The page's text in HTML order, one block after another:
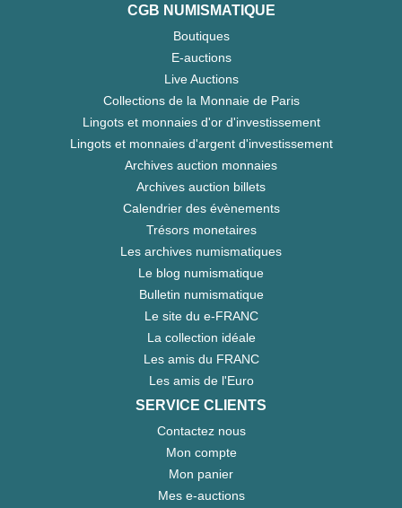
CGB NUMISMATIQUE
Boutiques
E-auctions
Live Auctions
Collections de la Monnaie de Paris
Lingots et monnaies d'or d'investissement
Lingots et monnaies d'argent d'investissement
Archives auction monnaies
Archives auction billets
Calendrier des évènements
Trésors monetaires
Les archives numismatiques
Le blog numismatique
Bulletin numismatique
Le site du e-FRANC
La collection idéale
Les amis du FRANC
Les amis de l'Euro
SERVICE CLIENTS
Contactez nous
Mon compte
Mon panier
Mes e-auctions